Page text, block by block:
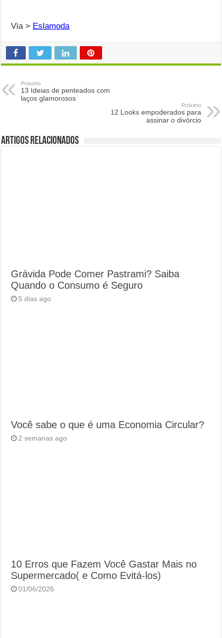
Via > Eslamoda
Próximo
13 Ideias de penteados com
laços glamorosos
Próximo
12 Looks empoderados para
assinar o divórcio
Artigos Relacionados
Grávida Pode Comer Pastrami? Saiba
Quando o Consumo é Seguro
5 dias ago
Você sabe o que é uma Economia Circular?
2 semanas ago
10 Erros que Fazem Você Gastar Mais no
Supermercado( e Como Evitá-los)
01/06/2026